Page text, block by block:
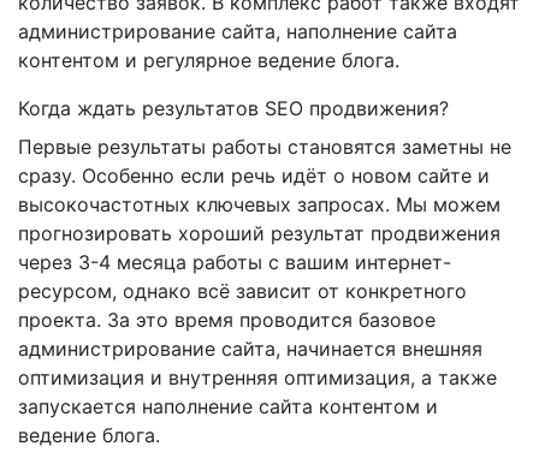
администрирование сайта, наполнение сайта
контентом и регулярное ведение блога.
Когда ждать результатов SEO продвижения?
Первые результаты работы становятся заметны не
сразу. Особенно если речь идёт о новом сайте и
высокочастотных ключевых запросах. Мы можем
прогнозировать хороший результат продвижения
через 3-4 месяца работы с вашим интернет-
ресурсом, однако всё зависит от конкретного
проекта. За это время проводится базовое
администрирование сайта, начинается внешняя
оптимизация и внутренняя оптимизация, а также
запускается наполнение сайта контентом и
ведение блога.